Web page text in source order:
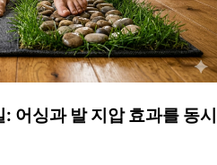
어싱과 발 지압 효과를 동시